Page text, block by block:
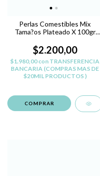
Perlas Comestibles Mix
Tama?os Plateado X 100gr
$2.200,00
$1.980,00con TRANSFERENCIA
BANCARIA (COMPRAS MAS DE
$20MIL PRODUCTOS )